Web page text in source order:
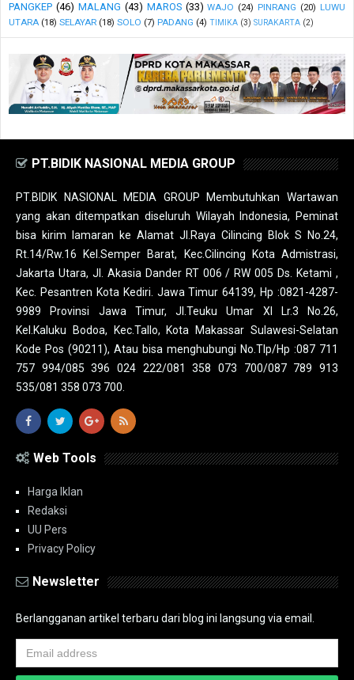
PANGKEP (46) MALANG (43) MAROS (33) WAJO (24) PINRANG (20) LUWU
UTARA (18) SELAYAR (18) SOLO (7) PADANG (4) TIMIKA (3) SURAKARTA (2)
PT.BIDIK NASIONAL MEDIA GROUP
PT.BIDIK NASIONAL MEDIA GROUP Membutuhkan Wartawan
yang akan ditempatkan diseluruh Wilayah Indonesia, Peminat
bisa kirim lamaran ke Alamat Jl.Raya Cilincing Blok S No.24,
Rt.14/Rw.16 Kel.Semper Barat, Kec.Cilincing Kota Admistrasi,
Jakarta Utara, Jl. Akasia Dander RT 006 / RW 005 Ds. Ketami ,
Kec. Pesantren Kota Kediri. Jawa Timur 64139, Hp :0821-4287-
9989 Provinsi Jawa Timur, Jl.Teuku Umar XI Lr.3 No.26,
Kel.Kaluku Bodoa, Kec.Tallo, Kota Makassar Sulawesi-Selatan
Kode Pos (90211), Atau bisa menghubungi No.Tlp/Hp :087 711
757 994/085 396 024 222/081 358 073 700/087 789 913
535/081 358 073 700.
Web Tools
Harga Iklan
Redaksi
UU Pers
Privacy Policy
Newsletter
Berlangganan artikel terbaru dari blog ini langsung via email.